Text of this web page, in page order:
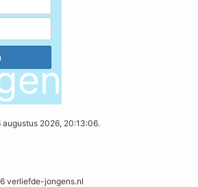
2026, 20:13:06.
verliefde-jongens.nl